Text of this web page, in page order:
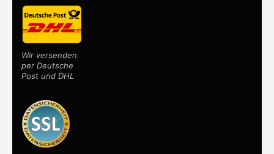
Wir versenden
per Deutsche
Post und DHL